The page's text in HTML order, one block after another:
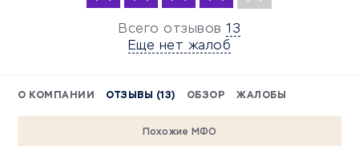
Всего отзывов 13
Еще нет жалоб
О КОМПАНИИ ОТЗЫВЫ (13) ОБЗОР ЖАЛОБЫ
Похожие МФО